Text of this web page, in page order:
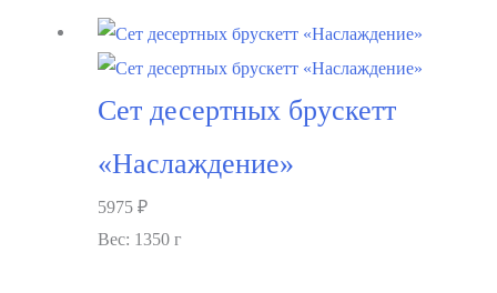
Сет десертных брускетт
«Наслаждение»
5975 ₽
Вес: 1350 г